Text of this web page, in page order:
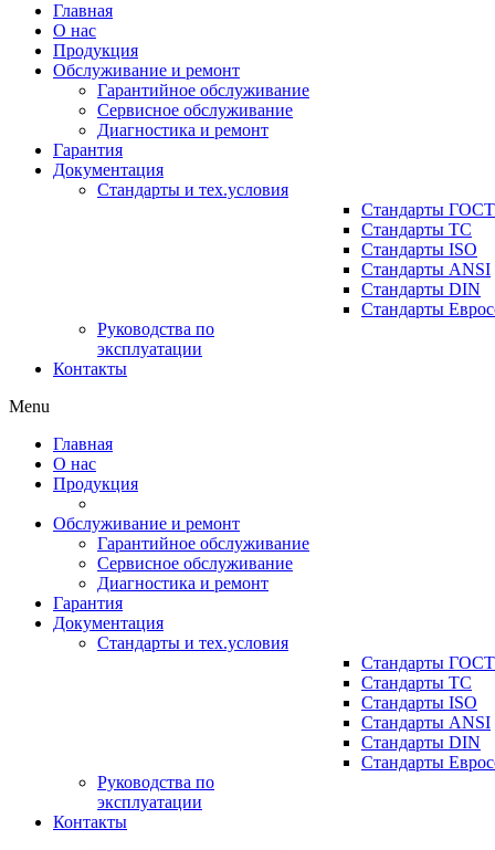
Главная
О нас
Продукция
Обслуживание и ремонт
Гарантийное обслуживание
Сервисное обслуживание
Диагностика и ремонт
Гарантия
Документация
Стандарты и тех.условия
Стандарты ГОСТ
Стандарты ТС
Стандарты ISO
Стандарты ANSI
Стандарты DIN
Стандарты
Руководства по
эксплуатации
Контакты
Menu
Главная
О нас
Продукция
Обслуживание и ремонт
Гарантийное обслуживание
Сервисное обслуживание
Диагностика и ремонт
Гарантия
Документация
Стандарты и тех.условия
Стандарты ГОСТ
Стандарты ТС
Стандарты ISO
Стандарты ANSI
Стандарты DIN
Стандарты
Руководства по
эксплуатации
Контакты